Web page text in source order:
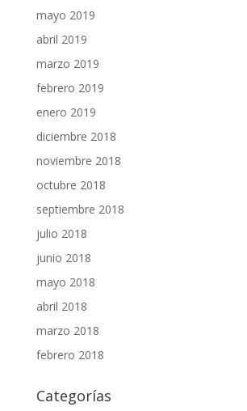
mayo 2019
abril 2019
marzo 2019
febrero 2019
enero 2019
diciembre 2018
noviembre 2018
octubre 2018
septiembre 2018
julio 2018
junio 2018
mayo 2018
abril 2018
marzo 2018
febrero 2018
Categorías